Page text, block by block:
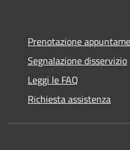
Prenotazione
Segnalazione disservizio
Leggi le FAQ
Richiesta assistenza